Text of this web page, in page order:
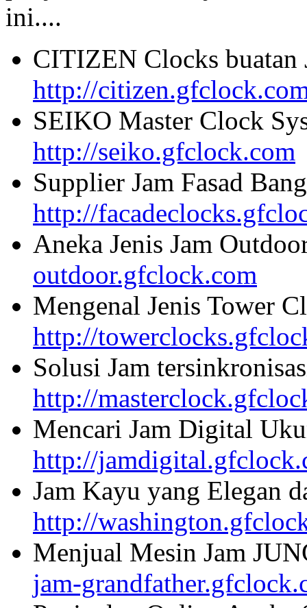
ini....
CITIZEN Clocks buatan
http://
SEIKO Master Clock
http://seiko.gfclock.com
Supplier Jam Fasad
http://
Aneka Jenis Jam
outdoor.gfclock.com
Mengenal Jenis Tower
http://
Solusi Jam
http://
Mencari Jam Digital
http://
Jam Kayu yang Elegan
http://
Menjual Mesin Jam
jam-